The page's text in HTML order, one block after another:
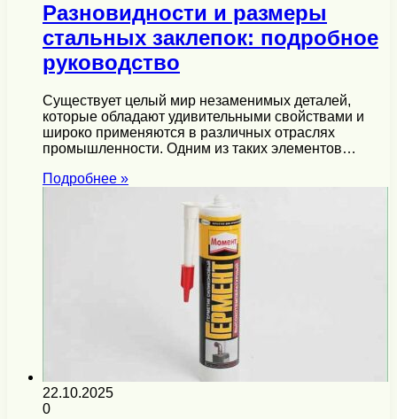
Разновидности и размеры
стальных заклепок: подробное
руководство
Существует целый мир незаменимых деталей,
которые обладают удивительными свойствами и
широко применяются в различных отраслях
промышленности. Одним из таких элементов…
Подробнее »
22.10.2025
0